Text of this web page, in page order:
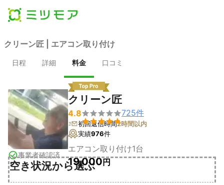
クリーン匠 | エアコン取り付け
日程 詳細 料金 口コミ
事業者確認済
クリーン匠
4.8

725件
初回返信時間2時間以内
実績976件
エアコン取り付け1台
19,000円
空き状況から選ぶ